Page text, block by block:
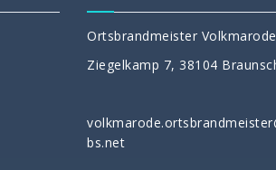
Ortsbrandmeister Volkmarode
Ziegelkamp 7, 38104
bs.net